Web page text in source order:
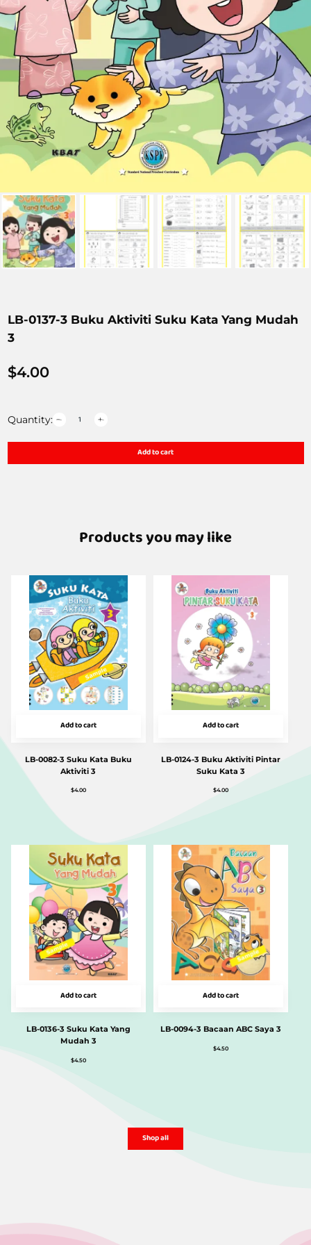
LB-0137-3 Buku Aktiviti Suku Kata Yang Mudah
3
$4.00
Quantity:
Add to cart
Products you may like
Add to cart
LB-0082-3 Suku Kata Buku
Aktiviti 3
$4.00
Add to cart
LB-0124-3 Buku Aktiviti Pintar
Suku Kata 3
$4.00
Add to cart
LB-0136-3 Suku Kata Yang
Mudah 3
$4.50
Add to cart
LB-0094-3 Bacaan ABC Saya 3
$4.50
Shop all